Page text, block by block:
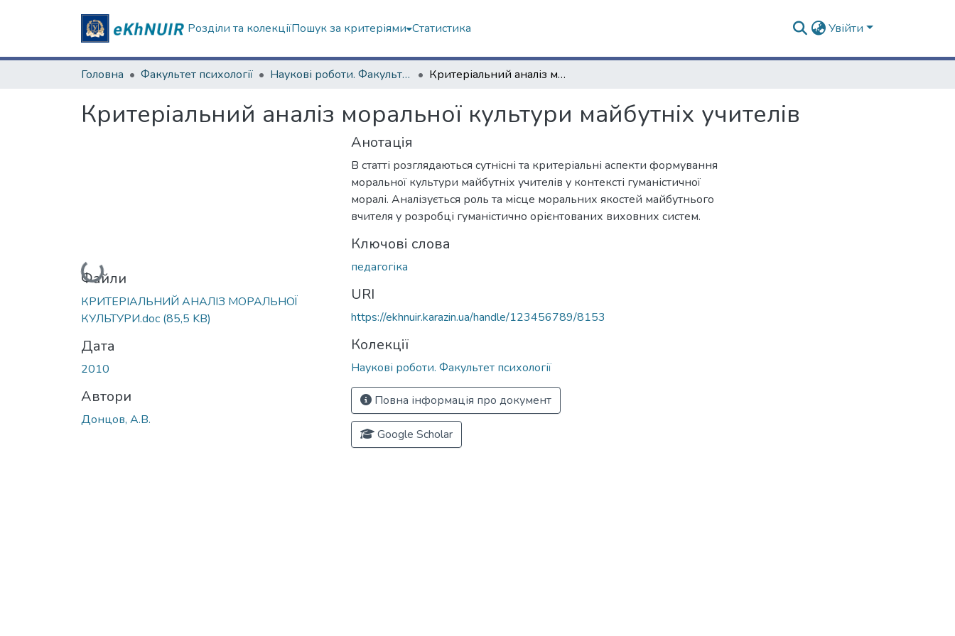
Розділи та колекціїПошук за критеріями Статистика Увійти
Головна Факультет психології Наукові роботи. Факультет психології Критеріальний аналіз моральної культури майбутніх учителів
Критеріальний аналіз моральної культури майбутніх учителів
Вантажиться...
Файли
КРИТЕРІАЛЬНИЙ АНАЛІЗ МОРАЛЬНОЇ
КУЛЬТУРИ.doc (85,5 KB)
Дата
2010
Автори
Донцов, А.В.
Анотація
В статті розглядаються сутнісні та критеріальні аспекти формування
моральної культури майбутніх учителів у контексті гуманістичної
моралі. Аналізується роль та місце моральних якостей майбутнього
вчителя у розробці гуманістично орієнтованих виховних систем.
Ключові слова
педагогіка
URI
https://ekhnuir.karazin.ua/handle/123456789/8153
Колекції
Наукові роботи. Факультет психології
Повна інформація про документ
Google Scholar